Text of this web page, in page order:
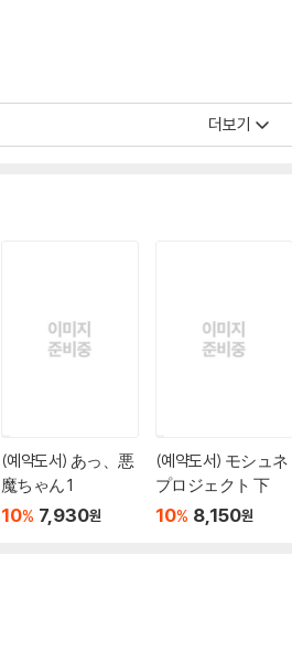
더보기
(예약도서) あっ、悪
魔ちゃん 1
10% 7,930원
(예약도서) モシュネ
プロジェクト 下
10% 8,150원